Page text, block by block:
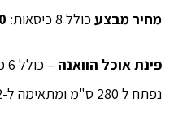
מחיר מבצע כולל 8 כיסאות:
פינת אוכל הוואנה
נפתח ל 280 ס"מ ומתאימה ל-12 סועדים.